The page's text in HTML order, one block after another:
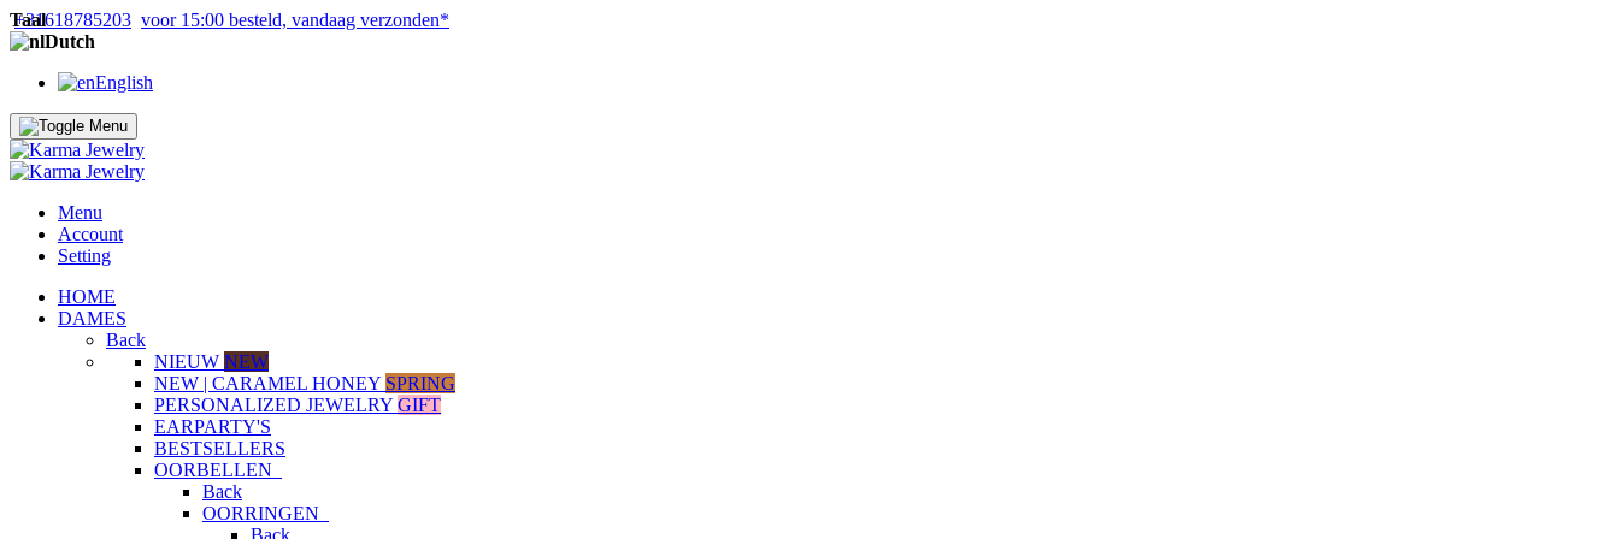
+31618785203 voor 15:00 besteld, vandaag verzonden*
Taal
Dutch
English
Menu
Account
Setting
HOME
DAMES
Back
NIEUW NEW
NEW | CARAMEL HONEY SPRING
PERSONALIZED JEWELRY GIFT
EARPARTY'S
BESTSELLERS
OORBELLEN
Back
OORRINGEN
Back